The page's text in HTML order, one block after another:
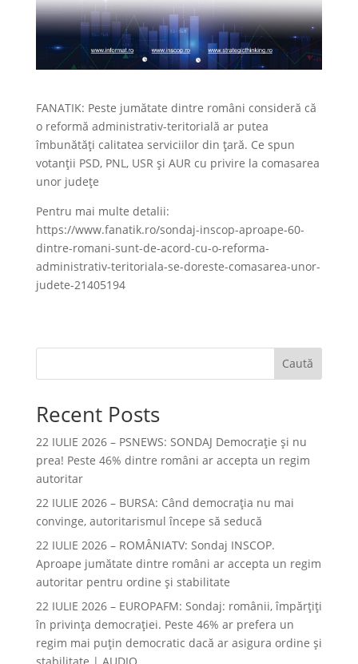
FANATIK: Peste jumătate dintre români consideră că
o reformă administrativ-teritorială ar putea
îmbunătăți calitatea serviciilor din țară. Ce spun
votanții PSD, PNL, USR și AUR cu privire la comasarea
unor județe
Pentru mai multe detalii:
https://www.fanatik.ro/sondaj-inscop-aproape-60-
dintre-romani-sunt-de-acord-cu-o-reforma-
administrativ-teritoriala-se-doreste-comasarea-unor-
judete-21405194
Caută
Recent Posts
22 IULIE 2026 – PSNEWS: SONDAJ Democrație și nu
prea! Peste 46% dintre români ar accepta un regim
autoritar
22 IULIE 2026 – BURSA: Când democraţia nu mai
convinge, autoritarismul începe să seducă
22 IULIE 2026 – ROMÂNIATV: Sondaj INSCOP.
Aproape jumătate dintre români ar accepta un regim
autoritar pentru ordine și stabilitate
22 IULIE 2026 – EUROPAFM: Sondaj: românii, împărțiți
în privința democrației. Peste 46% ar prefera un
regim mai puțin democratic dacă ar asigura ordine și
stabilitate | AUDIO